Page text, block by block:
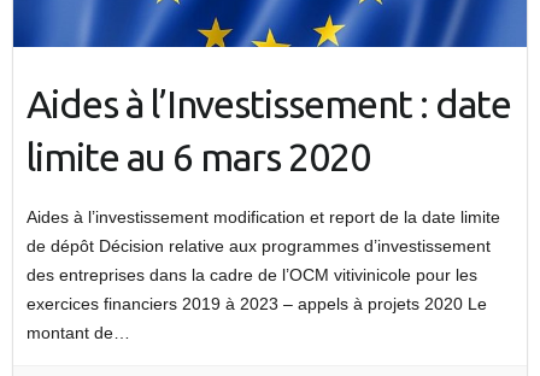
Aides à l’Investissement : date
limite au 6 mars 2020
Aides à l’investissement modification et report de la date limite
de dépôt Décision relative aux programmes d’investissement
des entreprises dans la cadre de l’OCM vitivinicole pour les
exercices financiers 2019 à 2023 – appels à projets 2020 Le
montant de…